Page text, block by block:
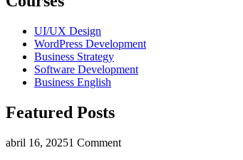
UI/UX Design
WordPress Development
Business Strategy
Software Development
Business English
Featured Posts
abril 16, 20251 Comment